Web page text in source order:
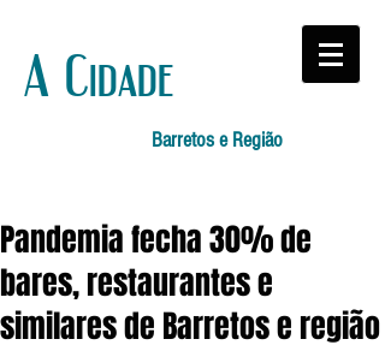
A Cidade
Barretos e Região
Pandemia fecha 30% de
bares, restaurantes e
similares de Barretos e região